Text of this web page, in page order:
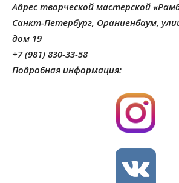
Адрес творческой мастерской
Санкт-Петербург, Ораниенбаум,
дом 19
+7 (981) 830-33-58
Подробная информация: